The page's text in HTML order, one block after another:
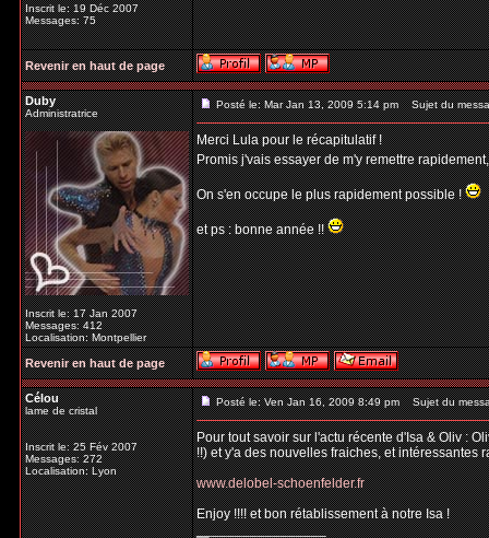
Inscrit le: 19 Déc 2007
Messages: 75
Revenir en haut de page
Duby
Administratrice
Inscrit le: 17 Jan 2007
Messages: 412
Localisation: Montpellier
Posté le: Mar Jan 13, 2009 5:14 pm Sujet du
Merci Lula pour le récapitulatif !
Promis j'vais essayer de m'y remettre
On s'en occupe le plus rapidement possible !
et ps : bonne année !!
Revenir en haut de page
Célou
lame de cristal
Inscrit le: 25 Fév 2007
Messages: 272
Localisation: Lyon
Posté le: Ven Jan 16, 2009 8:49 pm Sujet du
Pour tout savoir sur l'actu récente d'Isa & Oliv :
!!) et y'a des nouvelles fraiches, et intéressantes
www.delobel-schoenfelder.fr
Enjoy !!!! et bon rétablissement à notre Isa !
_________________